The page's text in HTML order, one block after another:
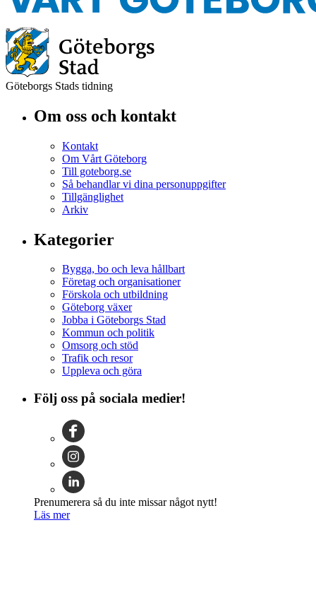
Göteborgs Stads tidning
Om oss och kontakt
Kontakt
Om Vårt Göteborg
Till goteborg.se
Så behandlar vi dina personuppgifter
Tillgänglighet
Arkiv
Kategorier
Bygga, bo och leva hållbart
Företag och organisationer
Förskola och utbildning
Göteborg växer
Jobba i Göteborgs Stad
Kommun och politik
Omsorg och stöd
Trafik och resor
Uppleva och göra
Följ oss på sociala medier!
Prenumerera så du inte missar något nytt!
Läs mer